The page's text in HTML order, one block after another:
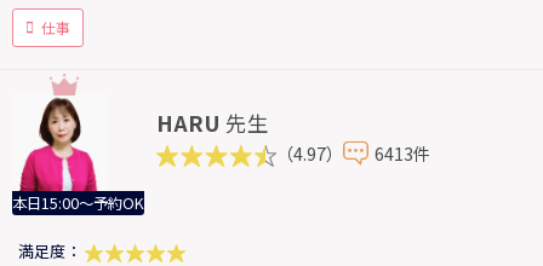
仕事
本日15:00～予約OK
HARU 先生
（4.97） 6413件
満足度：